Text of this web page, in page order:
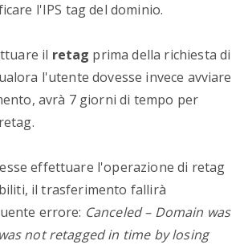
l'IPS tag del dominio.
il retag prima della richiesta di
l'utente dovesse invece avviare
avrà 7 giorni di tempo per
effettuare l'operazione di retag
il trasferimento fallirà
errore: Canceled – Domain was
not retagged in time by losing